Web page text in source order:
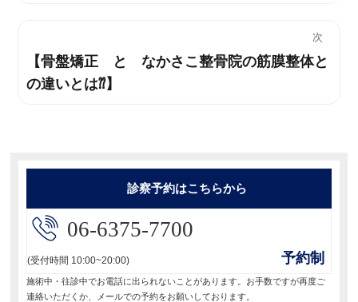
稿:
次
次
の
【骨盤矯正 と なかさこ整骨院の筋膜整体と
の違いとは⁇】
診察予約はこちらから
06-6375-7700
(受付時間 10:00~20:00) 予約制
施術中・往診中でお電話に出られないことがあります。お手数ですが再度ご
連絡いただくか、メールでの予約をお願いしております。